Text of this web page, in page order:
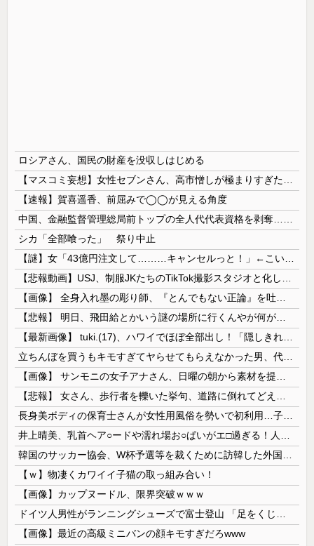
ロシアさん、国民の財産を没収しはじめる
【速報】賀喜遥香、前屈みで◯◯が見える角度
シカ「全部喰った」 祭り中止
【ｗ】物凄くカワイイ子猫の取っ組み合い！
【画像】カップヌードル、限界突破ｗｗｗ
【画像】最近の高級ミニバンの顔キモすぎだろwww